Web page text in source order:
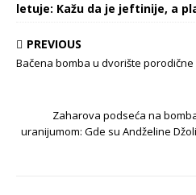
letuje: Kažu da je jeftinije, a
PREVIOUS
Bačena bomba u dvorište
Zaharova podseća na
uranijumom: Gde su Andželine